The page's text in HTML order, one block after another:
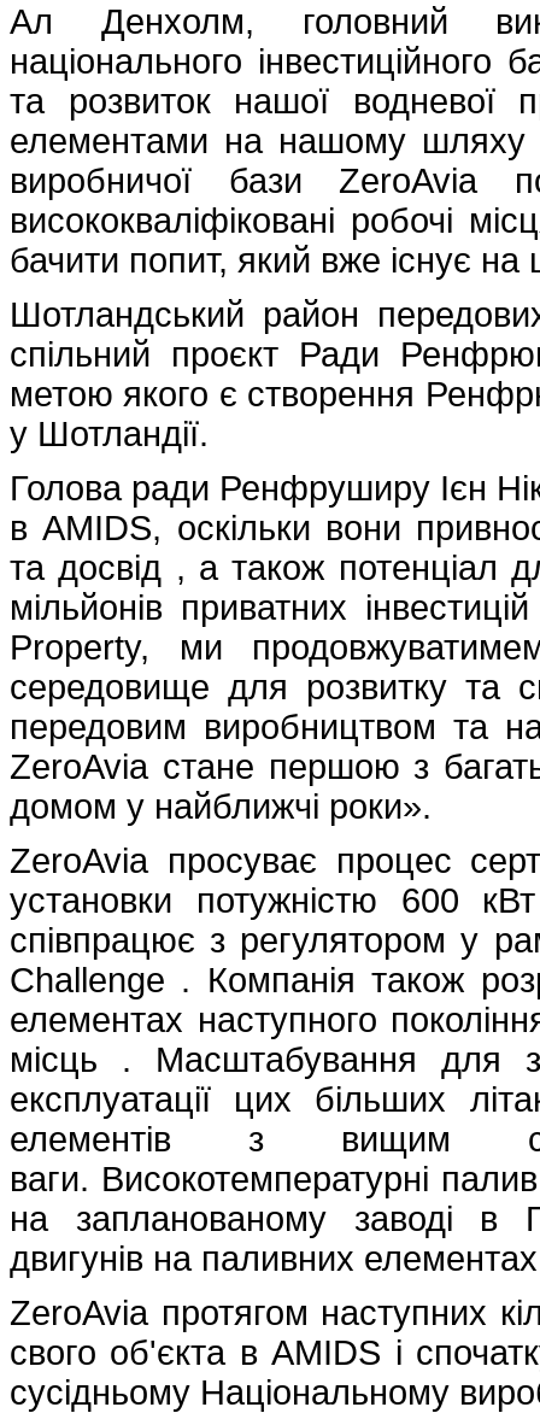
Ал Денхолм, головний
національного інвестиційного
та розвиток нашої водневої
елементами на нашому шляху
виробничої бази ZeroAvia
висококваліфіковані робочі
бачити попит, який вже існує
Шотландський район
спільний проєкт Ради
метою якого є створення
у Шотландії.
Голова ради Ренфруширу Ієн
в AMIDS, оскільки вони
та досвід , а також потенціал
мільйонів приватних
Property, ми
середовище для розвитку та
передовим виробництвом та
ZeroAvia стане першою з
домом у найближчі роки».
ZeroAvia просуває процес
установки потужністю 600
співпрацює з регулятором у
Challenge . Компанія також
елементах наступного
місць . Масштабування для
експлуатації цих більших
елементів з вищим
ваги. Високотемпературні
на запланованому заводі в
двигунів на паливних
ZeroAvia протягом наступних
свого об'єкта в AMIDS і
сусідньому Національному